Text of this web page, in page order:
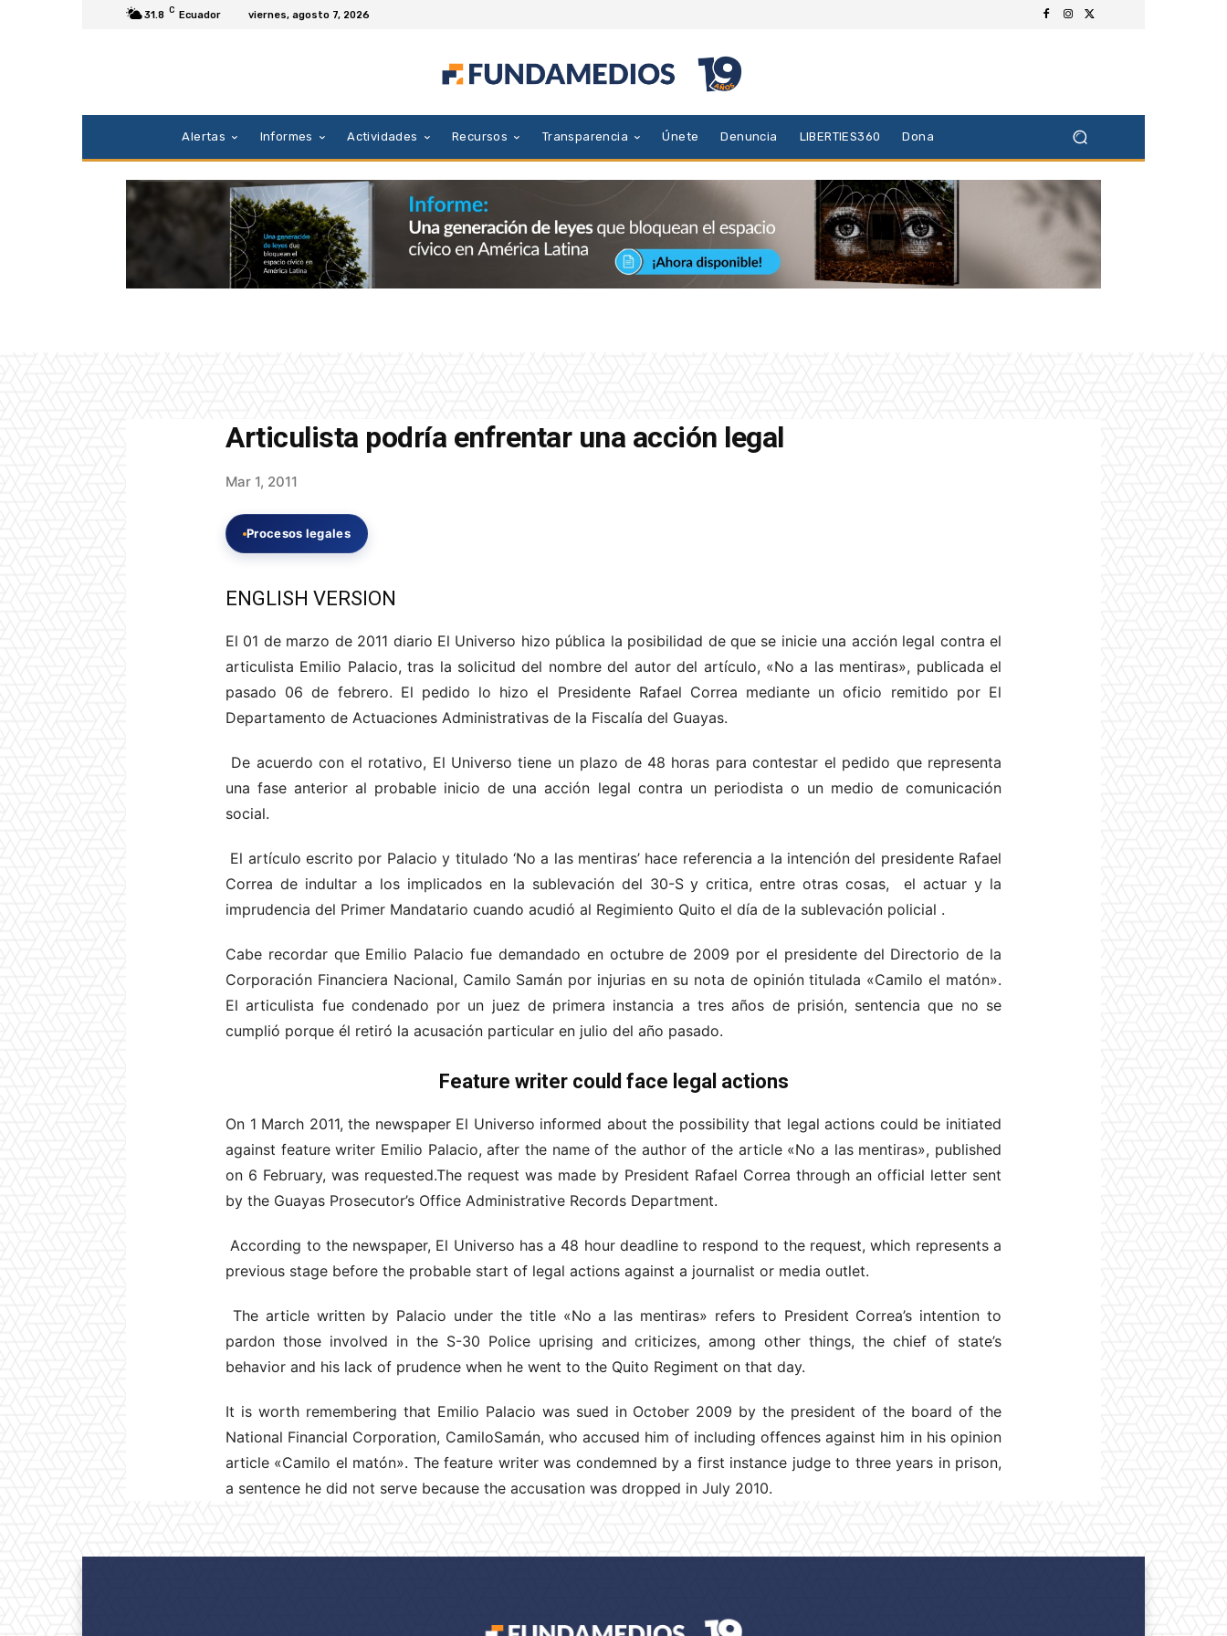
31.8 C Ecuador viernes, agosto 7, 2026
Alertas Informes Actividades Recursos Transparencia Únete Denuncia LIBERTIES360 Dona
Articulista podría enfrentar una acción legal
Mar 1, 2011
Procesos legales
ENGLISH VERSION
El 01 de marzo de 2011 diario El Universo hizo pública la posibilidad de que se inicie una acción legal contra el
articulista Emilio Palacio, tras la solicitud del nombre del autor del artículo, «No a las mentiras», publicada el
pasado 06 de febrero. El pedido lo hizo el Presidente Rafael Correa mediante un oficio remitido por El
Departamento de Actuaciones Administrativas de la Fiscalía del Guayas.
De acuerdo con el rotativo, El Universo tiene un plazo de 48 horas para contestar el pedido que representa
una fase anterior al probable inicio de una acción legal contra un periodista o un medio de comunicación
social.
El artículo escrito por Palacio y titulado ‘No a las mentiras’ hace referencia a la intención del presidente Rafael
Correa de indultar a los implicados en la sublevación del 30-S y critica, entre otras cosas, el actuar y la
imprudencia del Primer Mandatario cuando acudió al Regimiento Quito el día de la sublevación policial .
Cabe recordar que Emilio Palacio fue demandado en octubre de 2009 por el presidente del Directorio de la
Corporación Financiera Nacional, Camilo Samán por injurias en su nota de opinión titulada «Camilo el matón».
El articulista fue condenado por un juez de primera instancia a tres años de prisión, sentencia que no se
cumplió porque él retiró la acusación particular en julio del año pasado.
Feature writer could face legal actions
On 1 March 2011, the newspaper El Universo informed about the possibility that legal actions could be initiated
against feature writer Emilio Palacio, after the name of the author of the article «No a las mentiras», published
on 6 February, was requested.The request was made by President Rafael Correa through an official letter sent
by the Guayas Prosecutor’s Office Administrative Records Department.
According to the newspaper, El Universo has a 48 hour deadline to respond to the request, which represents a
previous stage before the probable start of legal actions against a journalist or media outlet.
The article written by Palacio under the title «No a las mentiras» refers to President Correa’s intention to
pardon those involved in the S-30 Police uprising and criticizes, among other things, the chief of state’s
behavior and his lack of prudence when he went to the Quito Regiment on that day.
It is worth remembering that Emilio Palacio was sued in October 2009 by the president of the board of the
National Financial Corporation, CamiloSamán, who accused him of including offences against him in his opinion
article «Camilo el matón». The feature writer was condemned by a first instance judge to three years in prison,
a sentence he did not serve because the accusation was dropped in July 2010.